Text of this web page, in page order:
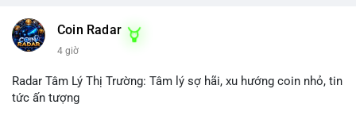
Coin Radar
4 giờ
Radar Tâm Lý Thị Trường: Tâm lý sợ hãi, xu hướng coin nhỏ, tin
tức ấn tượng